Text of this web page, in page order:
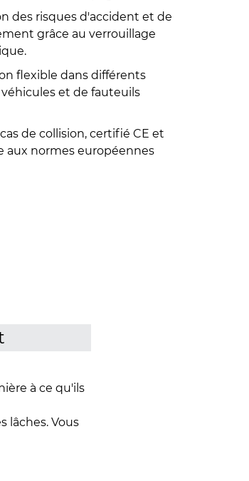
des risques d'accident et de
grâce au verrouillage
flexible dans différents
et de fauteuils
de collision, certifié CE et
aux normes européennes
à ce qu'ils
lâches. Vous